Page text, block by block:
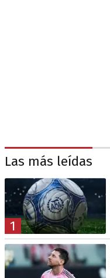
Las más leídas
1